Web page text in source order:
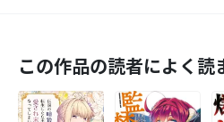
この作品の読者によく読